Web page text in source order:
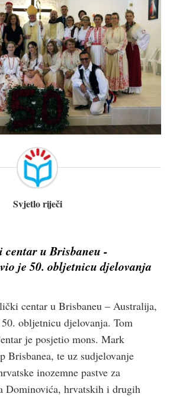
Svjetlo riječi
u Brisbaneu -
je 50. obljetnicu djelovanja
centar u Brisbaneu – Australija,
obljetnicu djelovanja. Tom
je posjetio mons. Mark
Brisbanea, te uz sudjelovanje
inozemne pastve za
Dominovića, hrvatskih i drugih